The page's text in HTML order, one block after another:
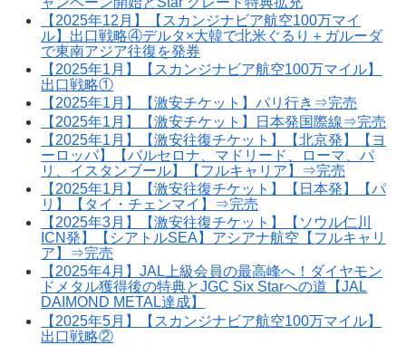
【2025年12月】【スカンジナビア航空100万マイ
ル】出口戦略④デルタ×大韓で北米ぐるり＋ガルーダ
で東南アジア往復を発券
【2025年1月】【スカンジナビア航空100万マイル】
出口戦略①
【2025年1月】【激安チケット】パリ行き⇒完売
【2025年1月】【激安チケット】日本発国際線⇒完売
【2025年1月】【激安往復チケット】【北京発】【ヨ
ーロッパ】【バルセロナ、マドリード、ローマ、パ
リ、イスタンブール】【フルキャリア】⇒完売
【2025年1月】【激安往復チケット】【日本発】【パ
リ】【タイ・チェンマイ】⇒完売
【2025年3月】【激安往復チケット】【ソウル仁川
ICN発】【シアトルSEA】アシアナ航空【フルキャリ
ア】⇒完売
【2025年4月】JAL上級会員の最高峰へ！ダイヤモン
ドメタル獲得後の特典とJGC Six Starへの道【JAL
DAIMOND METAL達成】
【2025年5月】【スカンジナビア航空100万マイル】
出口戦略②